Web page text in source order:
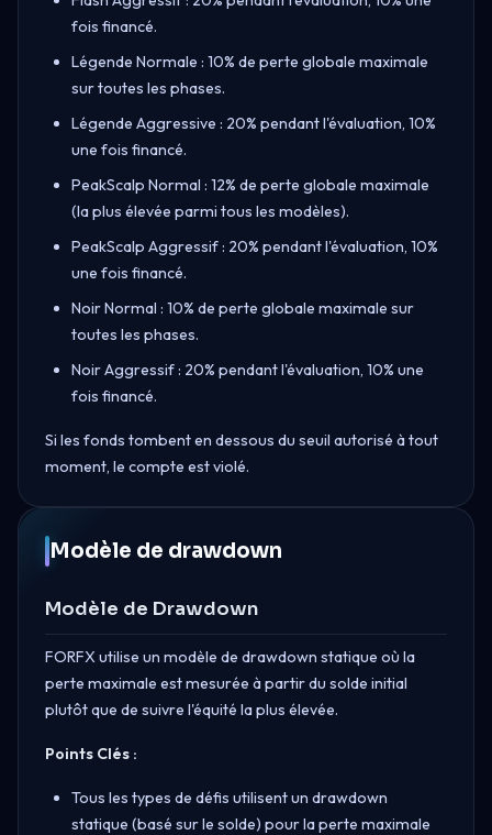
fois financé.
Légende Normale : 10% de perte globale maximale
sur toutes les phases.
Légende Aggressive : 20% pendant l'évaluation, 10%
une fois financé.
PeakScalp Normal : 12% de perte globale maximale
(la plus élevée parmi tous les modèles).
PeakScalp Aggressif : 20% pendant l'évaluation, 10%
une fois financé.
Noir Normal : 10% de perte globale maximale sur
toutes les phases.
Noir Aggressif : 20% pendant l'évaluation, 10% une
fois financé.
Si les fonds tombent en dessous du seuil autorisé à tout
moment, le compte est violé.
Modèle de drawdown
Modèle de Drawdown
FORFX utilise un modèle de drawdown statique où la
perte maximale est mesurée à partir du solde initial
plutôt que de suivre l'équité la plus élevée.
Points Clés :
Tous les types de défis utilisent un drawdown
statique (basé sur le solde) pour la perte maximale